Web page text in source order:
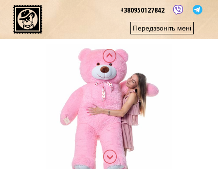
+380950127842
Передзвоніть мені